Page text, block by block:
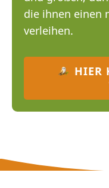
die ihnen einen
verleihen.
HIER